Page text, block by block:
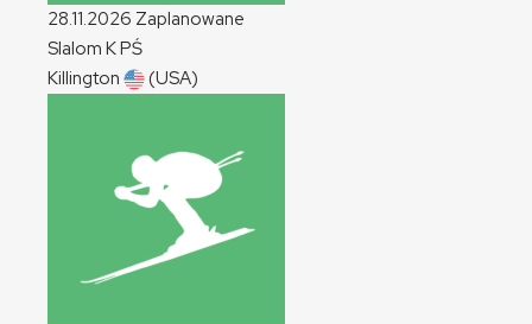
28.11.2026 Zaplanowane
Slalom KPŚ
Killington
(USA)